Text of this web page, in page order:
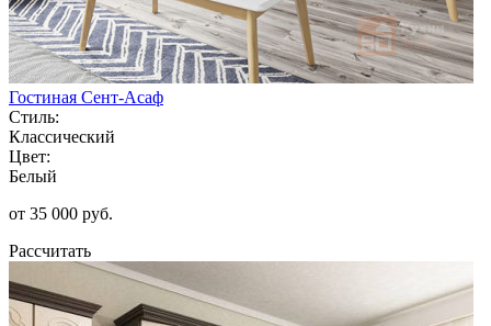
Гостиная Сент-Асаф
Стиль:
Классический
Цвет:
Белый
от 35 000 руб.
Рассчитать